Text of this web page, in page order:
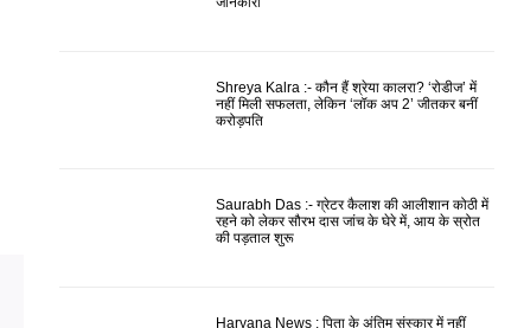
Shreya Kalra :- कौन हैं श्रेया कालरा? ‘रोडीज’ में
नहीं मिली सफलता, लेकिन ‘लॉक अप 2’ जीतकर बनीं
करोड़पति
Saurabh Das :- ग्रेटर कैलाश की आलीशान कोठी में
रहने को लेकर सौरभ दास जांच के घेरे में, आय के स्रोत
की पड़ताल शुरू
Haryana News : पिता के अंतिम संस्कार में नहीं